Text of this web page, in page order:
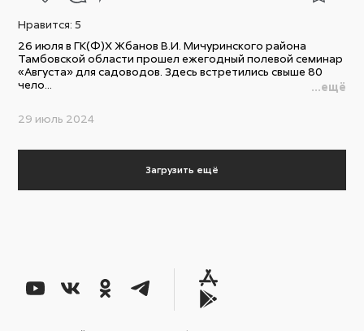
Нравится:5
26 июля в ГК(Ф)Х Жбанов В.И. Мичуринского района
Тамбовской области прошел ежегодный полевой семинар
«Августа» для садоводов. Здесь встретились свыше 80
чело...
...ещё
29 июль 2024
Загрузить ещё